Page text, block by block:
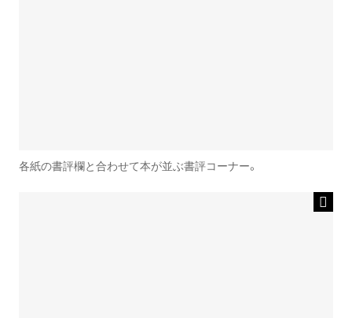
各紙の書評欄と合わせて本が並ぶ書評コーナー。